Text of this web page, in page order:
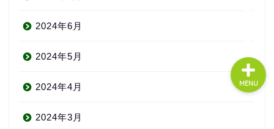
2024年6月
2024年5月
2024年4月
2024年3月
MENU